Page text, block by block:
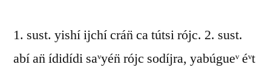
1. sust. yishí ijchí crán̈ ca tútsi rójc. 2. sust.
abí an̈ ídidídi saᵛyén̈ rójc sodíjra, yabúgueᵛ éᵛt